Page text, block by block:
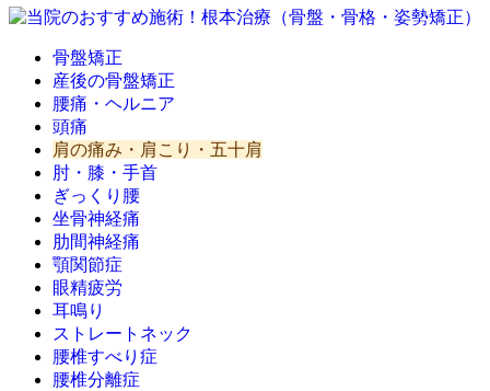
骨盤矯正
産後の骨盤矯正
腰痛・ヘルニア
頭痛
肩の痛み・肩こり・五十肩
肘・膝・手首
ぎっくり腰
坐骨神経痛
肋間神経痛
顎関節症
眼精疲労
耳鳴り
ストレートネック
腰椎すべり症
腰椎分離症